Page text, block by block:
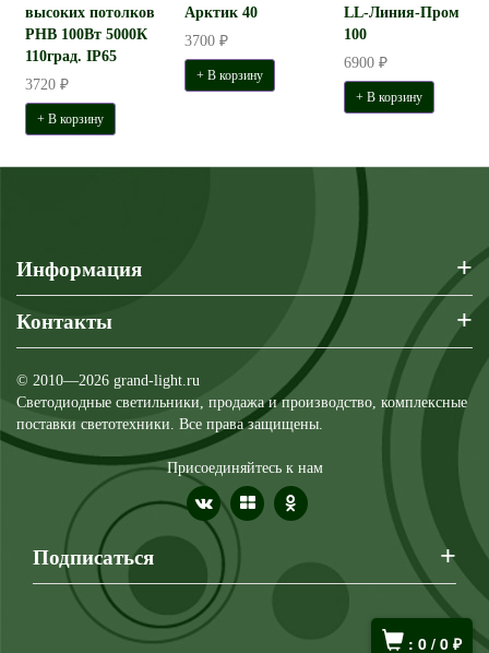
: 0 / 0 ₽
высоких потолков
PHB 100Вт 5000К
110град. IP65
3720 ₽
+ В корзину
Арктик 40
3700 ₽
+ В корзину
LL-Линия-Пром
100
6900 ₽
+ В корзину
Информация +
Контакты +
© 2010—2026 grand-light.ru
Светодиодные светильники, продажа и производство, комплексные
поставки светотехники. Все права защищены.
Присоединяйтесь к нам
Подписаться +